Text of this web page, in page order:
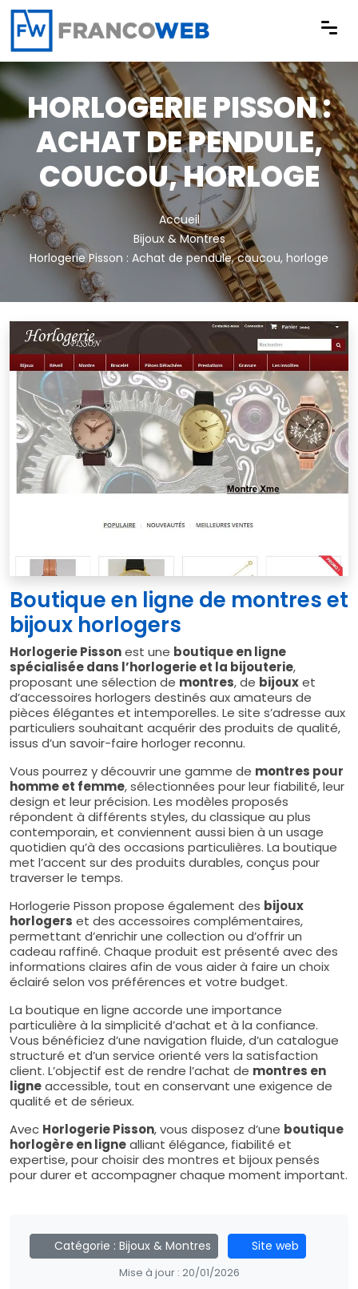
Panneau de gestion des cookies
HORLOGERIE PISSON :
ACHAT DE PENDULE,
COUCOU, HORLOGE
Accueil
Bijoux & Montres
Horlogerie Pisson : Achat de pendule, coucou, horloge
Boutique en ligne de montres et
bijoux horlogers
Horlogerie Pissonest une boutique en ligne
spécialisée dans l’horlogerie et la bijouterie,
proposant une sélection de montres, de bijouxet
d’accessoires horlogers destinés aux amateurs de
pièces élégantes et intemporelles. Le site s’adresse aux
particuliers souhaitant acquérir des produits de qualité,
issus d’un savoir-faire horloger reconnu.
Vous pourrez y découvrir une gamme de montres pour
homme et femme, sélectionnées pour leur fiabilité, leur
design et leur précision. Les modèles proposés
répondent à différents styles, du classique au plus
contemporain, et conviennent aussi bien à un usage
quotidien qu’à des occasions particulières. La boutique
met l’accent sur des produits durables, conçus pour
traverser le temps.
Horlogerie Pisson propose également des bijoux
horlogers et des accessoires complémentaires,
permettant d’enrichir une collection ou d’offrir un
cadeau raffiné. Chaque produit est présenté avec des
informations claires afin de vous aider à faire un choix
éclairé selon vos préférences et votre budget.
La boutique en ligne accorde une importance
particulière à la simplicité d’achat et à la confiance.
Vous bénéficiez d’une navigation fluide, d’un catalogue
structuré et d’un service orienté vers la satisfaction
client. L’objectif est de rendre l’achat de montres en
ligneaccessible, tout en conservant une exigence de
qualité et de sérieux.
Avec Horlogerie Pisson, vous disposez d’une boutique
horlogère en lignealliant élégance, fiabilité et
expertise, pour choisir des montres et bijoux pensés
pour durer et accompagner chaque moment important.
Catégorie : Bijoux & Montres Site web
Mise à jour : 20/01/2026